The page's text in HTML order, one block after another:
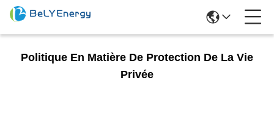
Politique En Matière De Protection De La Vie
Privée